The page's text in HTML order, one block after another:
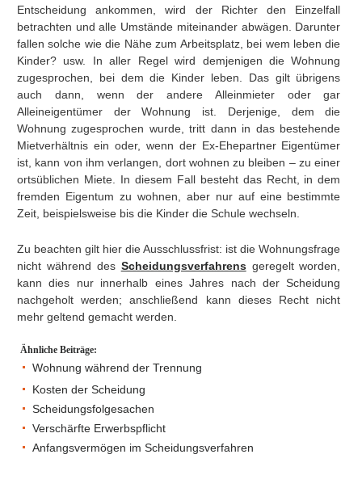
Entscheidung ankommen, wird der Richter den Einzelfall
betrachten und alle Umstände miteinander abwägen. Darunter
fallen solche wie die Nähe zum Arbeitsplatz, bei wem leben die
Kinder? usw. In aller Regel wird demjenigen die Wohnung
zugesprochen, bei dem die Kinder leben. Das gilt übrigens
auch dann, wenn der andere Alleinmieter oder gar
Alleineigentümer der Wohnung ist. Derjenige, dem die
Wohnung zugesprochen wurde, tritt dann in das bestehende
Mietverhältnis ein oder, wenn der Ex-Ehepartner Eigentümer
ist, kann von ihm verlangen, dort wohnen zu bleiben – zu einer
ortsüblichen Miete. In diesem Fall besteht das Recht, in dem
fremden Eigentum zu wohnen, aber nur auf eine bestimmte
Zeit, beispielsweise bis die Kinder die Schule wechseln.
Zu beachten gilt hier die Ausschlussfrist: ist die Wohnungsfrage
nicht während des Scheidungsverfahrensgeregelt worden,
kann dies nur innerhalb eines Jahres nach der Scheidung
nachgeholt werden; anschließend kann dieses Recht nicht
mehr geltend gemacht werden.
Ähnliche Beiträge:
Wohnung während der Trennung
Kosten der Scheidung
Scheidungsfolgesachen
Verschärfte Erwerbspflicht
Anfangsvermögen im Scheidungsverfahren